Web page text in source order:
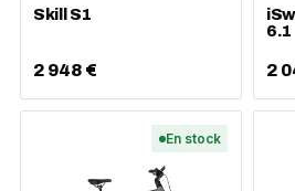
Skill S1
2 948 €
6.1
2
En stock